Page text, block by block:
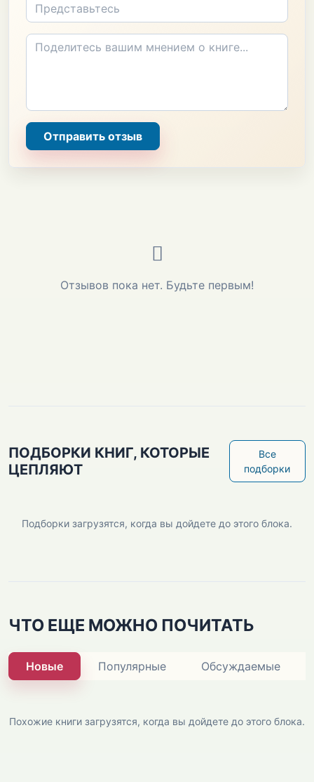
Отправить отзыв
Отзывов пока нет. Будьте первым!
ПОДБОРКИ КНИГ, КОТОРЫЕ
ЦЕПЛЯЮТ
Все
подборки
Подборки загрузятся, когда вы дойдете до этого блока.
ЧТО ЕЩЕ МОЖНО ПОЧИТАТЬ
Новые Популярные Обсуждаемые
Похожие книги загрузятся, когда вы дойдете до этого блока.